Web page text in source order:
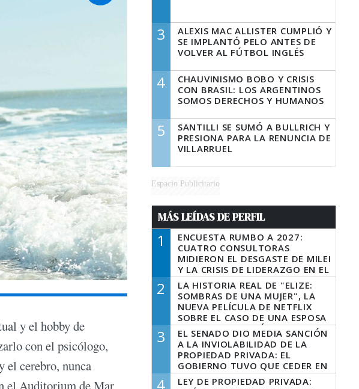
y el hobby de
con el psicólogo,
el cerebro, nunca
el Auditorium de Mar
3
ALEXIS MAC ALLISTER CUMPLIÓ Y
SE IMPLANTÓ PELO ANTES DE
VOLVER AL FÚTBOL INGLÉS
4
CHAUVINISMO BOBO Y CRISIS
CON BRASIL: LOS ARGENTINOS
SOMOS DERECHOS Y HUMANOS
5
SANTILLI SE SUMÓ A BULLRICH Y
PRESIONA PARA LA RENUNCIA DE
VILLARRUEL
Espacio Publicitario
MÁS LEÍDAS DE PERFIL
1
ENCUESTA RUMBO A 2027:
CUATRO CONSULTORAS
MIDIERON EL DESGASTE DE MILEI
Y LA CRISIS DE LIDERAZGO EN EL
PERONISMO
2
LA HISTORIA REAL DE "ELIZE:
SOMBRAS DE UNA MUJER", LA
NUEVA PELÍCULA DE NETFLIX
SOBRE EL CASO DE UNA ESPOSA
QUE DESCUARTIZÓ A SU
MARIDO
3
EL SENADO DIO MEDIA SANCIÓN
A LA INVIOLABILIDAD DE LA
PROPIEDAD PRIVADA: EL
GOBIERNO TUVO QUE CEDER EN
LA LEY DEL MANEJO DEL FUEGO
4
LEY DE PROPIEDAD PRIVADA: